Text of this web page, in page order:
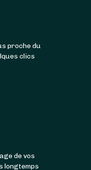
proche du
clics
de vos
longtemps